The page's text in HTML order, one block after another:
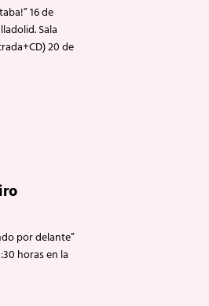
16 de
Sala
20 de
por delante”
horas en la